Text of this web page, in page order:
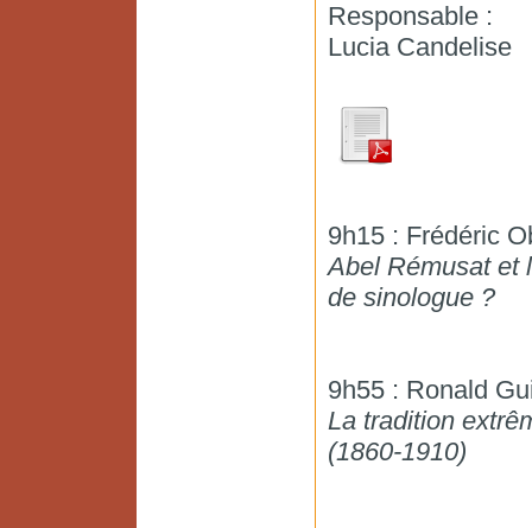
Responsable :
Lucia Candelise
9h15 : Frédéric
Abel Rémusat et
de sinologue ?
9h55 : Ronald
La tradition
(1860-1910)